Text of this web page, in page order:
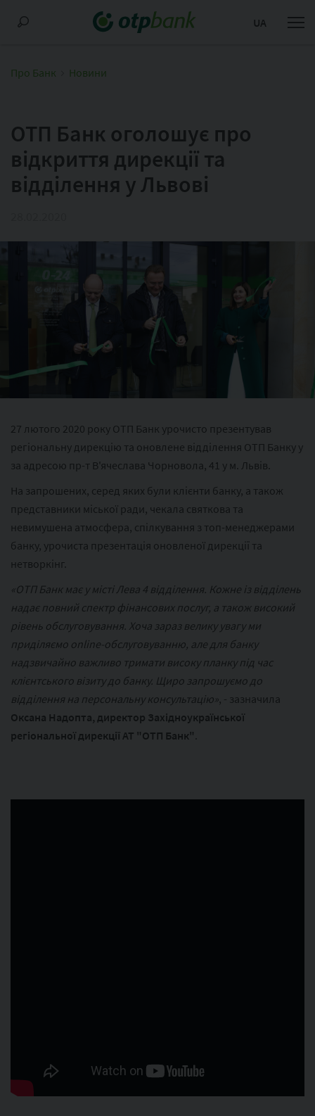
UA
Про Банк Новини
ОТП Банк оголошує про
відкриття дирекції та
відділення у Львові
27 лютого 2020 року ОТП Банк урочисто презентував
регіональну дирекцію та оновлене відділення ОТП Банку у
за адресою пр-т В'ячеслава Чорновола, 41 у м. Львів.
На запрошених, серед яких були клієнти банку, а також
представники міської ради, чекала святкова та
невимушена атмосфера, спілкування з топ-менеджерами
банку, урочиста презентація оновленої дирекції та
нетворкінг.
«ОТП Банк має у місті Лева 4 відділення. Кожне із відділень
надає повний спектр фінансових послуг, а також високий
рівень обслуговування. Хоча зараз велику увагу ми
приділяємо online-обслуговуванню, але для банку
надзвичайно важливо тримати високу планку під час
клієнтського візиту до банку. Щиро запрошуємо до
відділення на персональну консультацію», - зазначила
Оксана Надопта, директор Західноукраїнської
регіональної дирекції АТ "ОТП Банк"